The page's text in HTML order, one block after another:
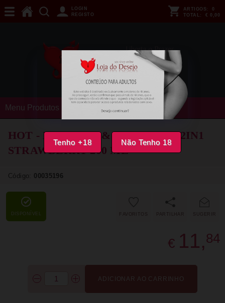
Tenho +18 Não Tenho 18
LOGIN
REGISTO
ARTIGOS:
0
TOTAL: € 0,00
Menu Produtos
HOT - MASSAGE & GLIDE GEL 2IN1
STRAWBERRY 200 ML
Código: 00035196
DISPONÍVEL SUGERIR
FAVORITOS
€ 11,84
ADICIONAR AO CARRINHO